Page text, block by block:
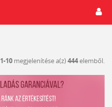
1-10 megjelenítése a(z)444elemből.